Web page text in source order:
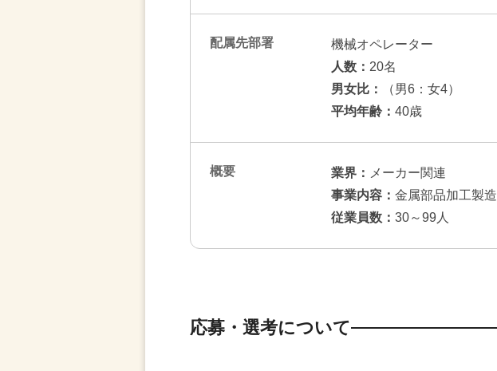
配属先部署
機械オペレーター
人数： 20名
男女比：
（男6：女4）
平均年齢： 40歳
概要 業界： メーカー関連
事業内容： 金属部品加工製造
従業員数： 30～99人
応募・選考について